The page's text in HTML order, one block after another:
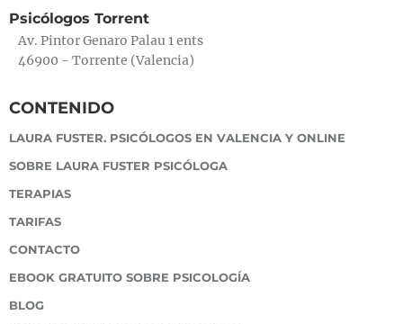
Psicólogos Torrent
Av. Pintor Genaro Palau 1 ents
46900 - Torrente (Valencia)
CONTENIDO
LAURA FUSTER. PSICÓLOGOS EN VALENCIA Y ONLINE
SOBRE LAURA FUSTER PSICÓLOGA
TERAPIAS
TARIFAS
CONTACTO
EBOOK GRATUITO SOBRE PSICOLOGÍA
BLOG